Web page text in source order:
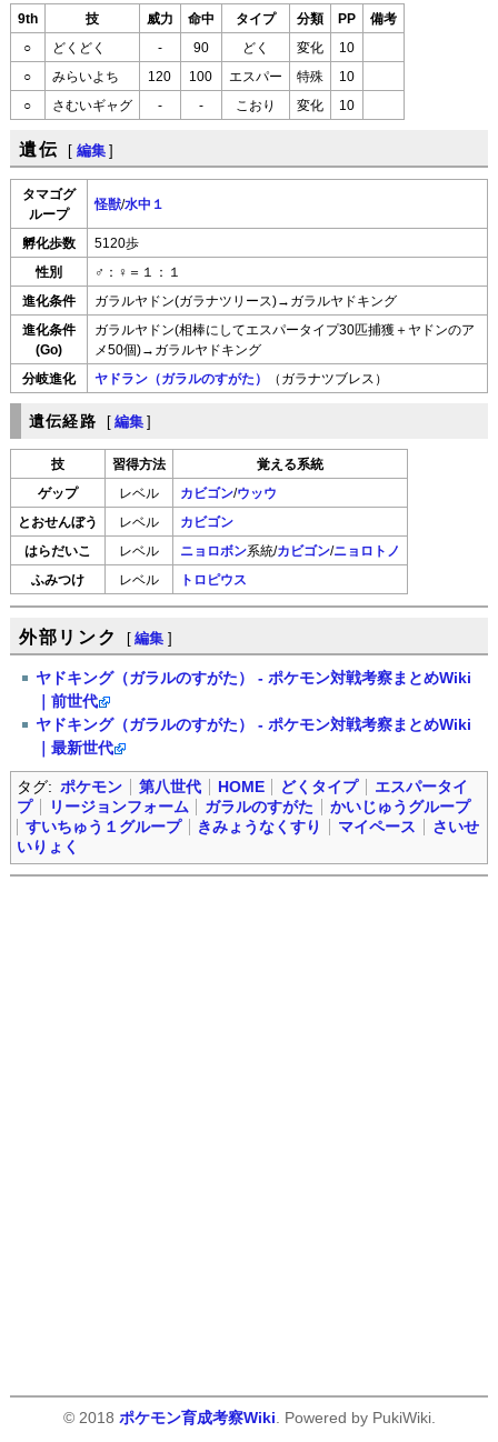
9th 技 威力 命中 タイプ 分類 PP 備考
○ どくどく - 90 どく 変化 10
○ みらいよち 120 100 エスパー 特殊 10
○ さむいギャグ - - こおり 変化 10
遺伝 [ 編集 ]
タマゴグ
ループ
怪獣/水中１
孵化歩数 5120歩
性別 ♂：♀＝１：１
進化条件 ガラルヤドン(ガラナツリース)→ガラルヤドキング
進化条件
(Go)
ガラルヤドン(相棒にしてエスパータイプ30匹捕獲＋ヤドンのア
メ50個)→ガラルヤドキング
分岐進化 ヤドラン（ガラルのすがた） （ガラナツブレス）
遺伝経路 [ 編集 ]
技 習得方法 覚える系統
ゲップ レベル カビゴン/ウッウ
とおせんぼう レベル カビゴン
はらだいこ レベル ニョロボン系統/カビゴン/ニョロトノ
ふみつけ レベル トロピウス
外部リンク [ 編集 ]
ヤドキング（ガラルのすがた） - ポケモン対戦考察まとめWiki
｜前世代
ヤドキング（ガラルのすがた） - ポケモン対戦考察まとめWiki
｜最新世代
タグ: ポケモン 第八世代 HOME どくタイプ
エスパータイ
プ
リージョンフォーム ガラルのすがた
かいじゅうグループ
すいちゅう１グループ
きみょうなくすり マイペース
さいせ
いりょく
© 2018 ポケモン育成考察Wiki . Powered by PukiWiki.